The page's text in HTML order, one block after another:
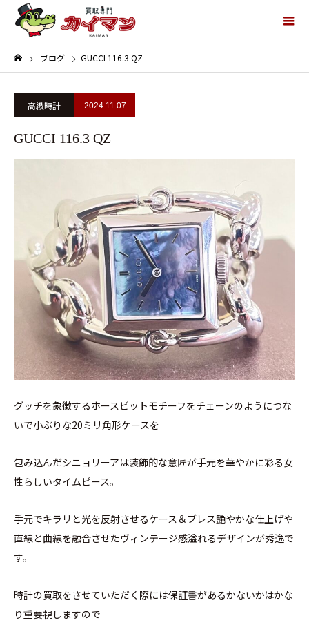
ブログ GUCCI 116.3 QZ
高級時計 2024.11.07
GUCCI 116.3 QZ
グッチを象徴するホースビットモチーフをチェーンのようにつな
いで小ぶりな20ミリ角形ケースを
包み込んだシニョリーアは装飾的な意匠が手元を華やかに彩る女
性らしいタイムピース。
手元でキラリと光を反射させるケース＆ブレス艶やかな仕上げや
直線と曲線を融合させたヴィンテージ感溢れるデザインが秀逸で
す。
時計の買取をさせていただく際には保証書があるかないかはかな
り重要視しますので